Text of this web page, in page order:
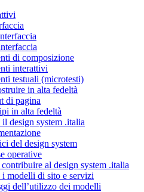
di composizione
interattivi
testuali (microtesti)
in alta fedeltà
di pagina
in alta fedeltà
design system .italia
del design system
operative
al design system .italia
i modelli di sito e servizi
dell’utilizzo dei modelli